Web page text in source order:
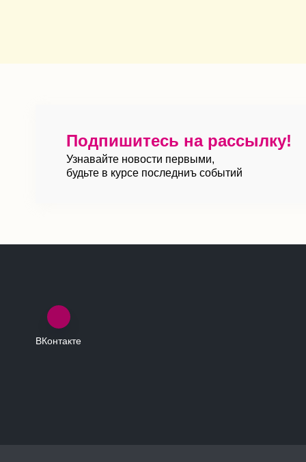
Подпишитесь на рассылку!
Узнавайте новости первыми,
будьте в курсе последниъ событий
ВКонтакте